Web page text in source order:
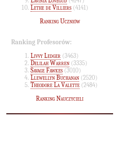
Lethe de Villiers (4141)
Ranking Uczniów
Ranking Profesorów:
Livvy Ledger (3463)
Delilah Warren (3335)
Savage Fawkes (3010)
Llewellyn Buchanan (2520)
Theodore La Valette (2484)
Ranking Nauczycieli